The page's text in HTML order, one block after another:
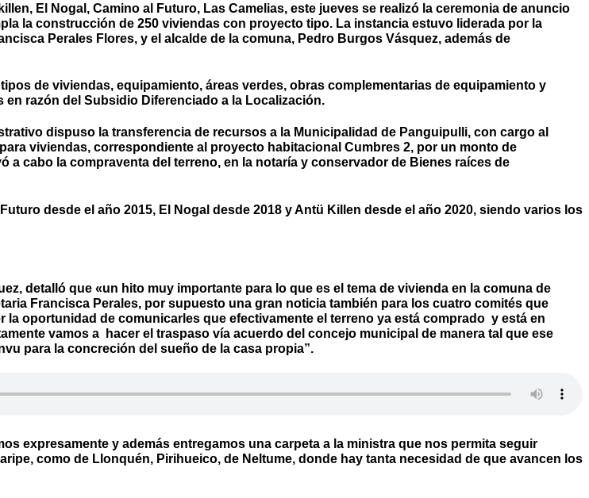
El Nogal, Camino al Futuro, Las Camelias, este jueves se realizó la ceremonia de anuncio
la construcción de 250 viviendas con proyecto tipo. La instancia estuvo liderada por la
Perales Flores, y el alcalde de la comuna, Pedro Burgos Vásquez, además de
de viviendas, equipamiento, áreas verdes, obras complementarias de equipamiento y
razón del Subsidio Diferenciado a la Localización.
dispuso la transferencia de recursos a la Municipalidad de Panguipulli, con cargo al
viviendas, correspondiente al proyecto habitacional Cumbres 2, por un monto de
a cabo la compraventa del terreno, en la notaría y conservador de Bienes raíces de
desde el año 2015, El Nogal desde 2018 y Antü Killen desde el año 2020, siendo varios los
detalló que «un hito muy importante para lo que es el tema de vivienda en la comuna de
Francisca Perales, por supuesto una gran noticia también para los cuatro comités que
oportunidad de comunicarles que efectivamente el terreno ya está comprado y está en
vamos a hacer el traspaso vía acuerdo del concejo municipal de manera tal que ese
para la concreción del sueño de la casa propia”.
expresamente y además entregamos una carpeta a la ministra que nos permita seguir
como de Llonquén, Pirihueico, de Neltume, donde hay tanta necesidad de que avancen los